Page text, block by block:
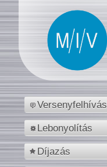
Versenyfelhívás
Lebonyolítás
Díjazás